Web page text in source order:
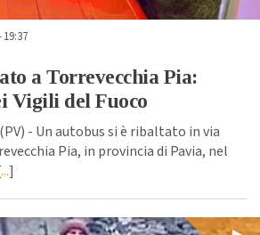
a Torrevecchia Pia:
Vigili del Fuoco
(PV) - Un autobus si è ribaltato in via
Pia, in provincia di Pavia, nel
...]